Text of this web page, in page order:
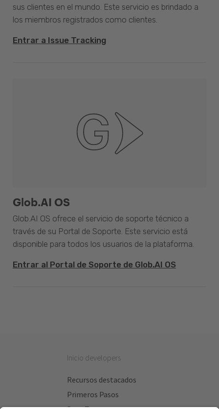
sus clientes en el mundo. Este servicio es brindado a
los miembros registrados como clientes.
Entrar a Issue Tracking
Glob.AI OS
Glob.AI OS ofrece el servicio de soporte técnico a
través de su Portal de Soporte. Este servicio está
disponible para todos los usuarios de la plataforma.
Entrar al Portal de Soporte de Glob.AI OS
Inicio developers
Recursos destacados
Primeros Pasos